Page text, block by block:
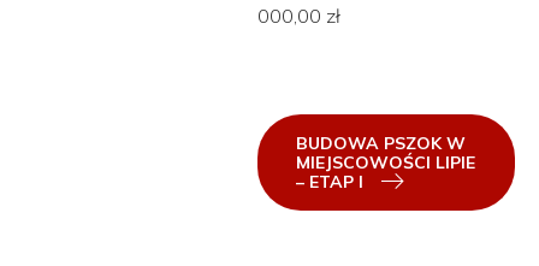
000,00 zł
BUDOWA PSZOK W
MIEJSCOWOŚCI LIPIE
– ETAP I